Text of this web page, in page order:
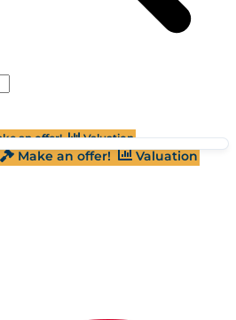
an offer! Valuation
Make an offer!
Valuation